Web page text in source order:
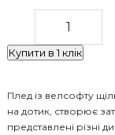
Купити в 1 клік
Плед із велсофту
на дотик, створює
представлені різні